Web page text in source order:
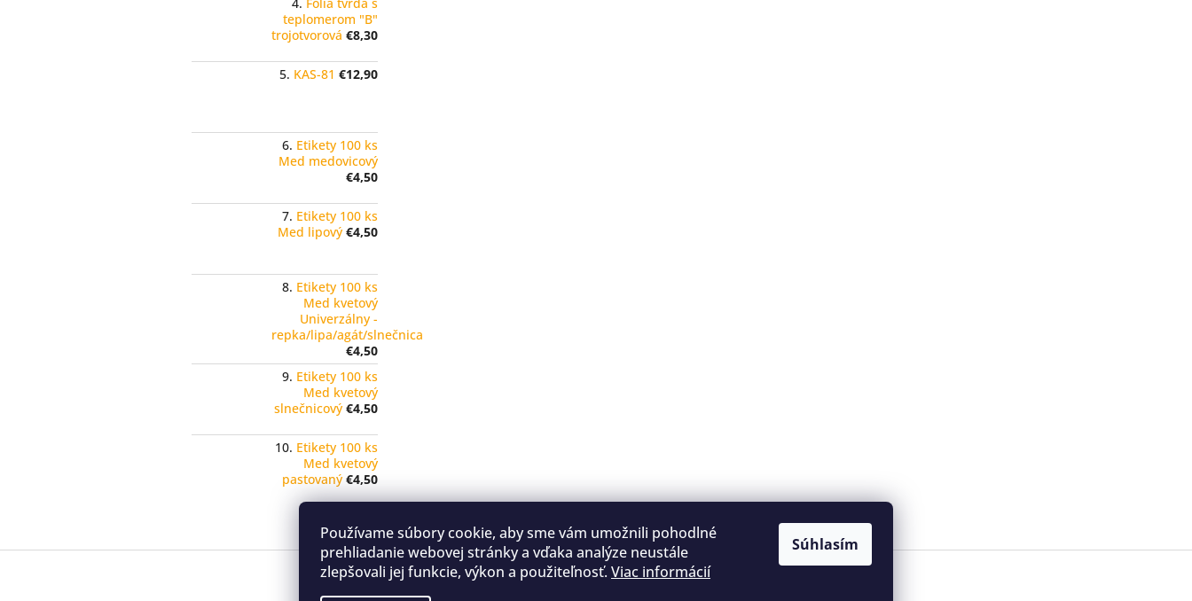
Používame súbory cookie, aby sme vám umožnili pohodlné
prehliadanie webovej stránky a vďaka analýze neustále
zlepšovali jej funkcie, výkon a použiteľnosť. Viac informácií
Súhlasím
teplomerom "B"
trojotvorová €8,30
KAS-81 €12,90
Etikety 100 ks
Med medovicový
€4,50
Etikety 100 ks
Med lipový €4,50
Etikety 100 ks
Med kvetový
Univerzálny -
repka/lipa/agát/slnečnica
€4,50
Etikety 100 ks
Med kvetový
slnečnicový €4,50
Etikety 100 ks
Med kvetový
pastovaný €4,50
Kontakty Obchodné podmienky Podmienky ochrany osobných údajov